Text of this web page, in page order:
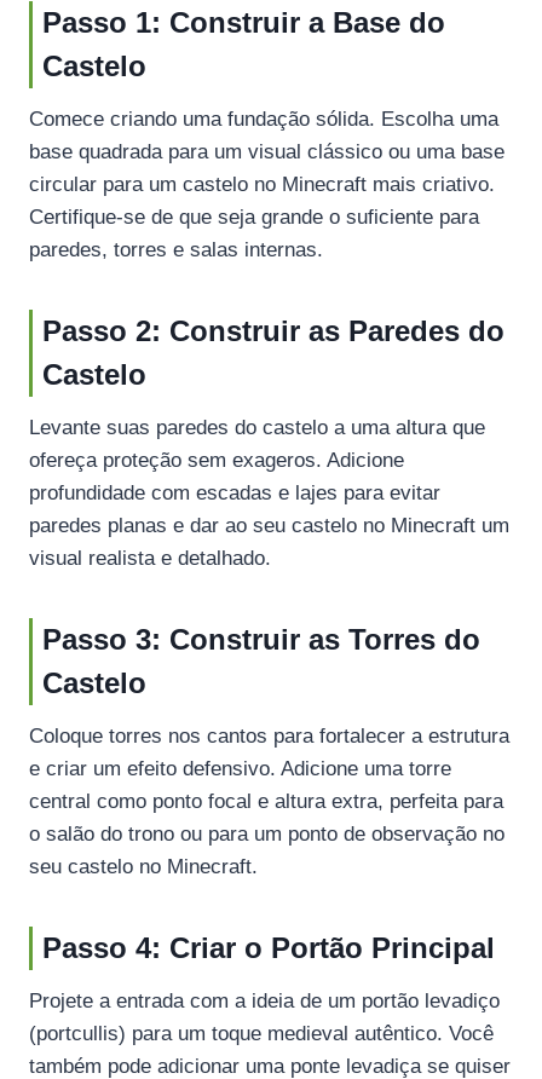
Passo 1: Construir a Base do
Castelo
Comece criando uma fundação sólida. Escolha uma
base quadrada para um visual clássico ou uma base
circular para um castelo no Minecraft mais criativo.
Certifique-se de que seja grande o suficiente para
paredes, torres e salas internas.
Passo 2: Construir as Paredes do
Castelo
Levante suas paredes do castelo a uma altura que
ofereça proteção sem exageros. Adicione
profundidade com escadas e lajes para evitar
paredes planas e dar ao seu castelo no Minecraft um
visual realista e detalhado.
Passo 3: Construir as Torres do
Castelo
Coloque torres nos cantos para fortalecer a estrutura
e criar um efeito defensivo. Adicione uma torre
central como ponto focal e altura extra, perfeita para
o salão do trono ou para um ponto de observação no
seu castelo no Minecraft.
Passo 4: Criar o Portão Principal
Projete a entrada com a ideia de um portão levadiço
(portcullis) para um toque medieval autêntico. Você
também pode adicionar uma ponte levadiça se quiser